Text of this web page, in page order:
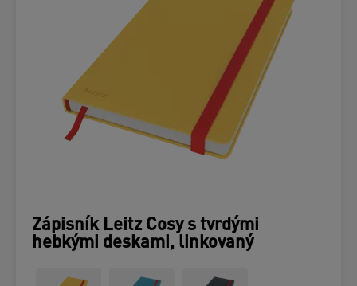
Zápisník Leitz Cosy s tvrdými
hebkými deskami, linkovaný